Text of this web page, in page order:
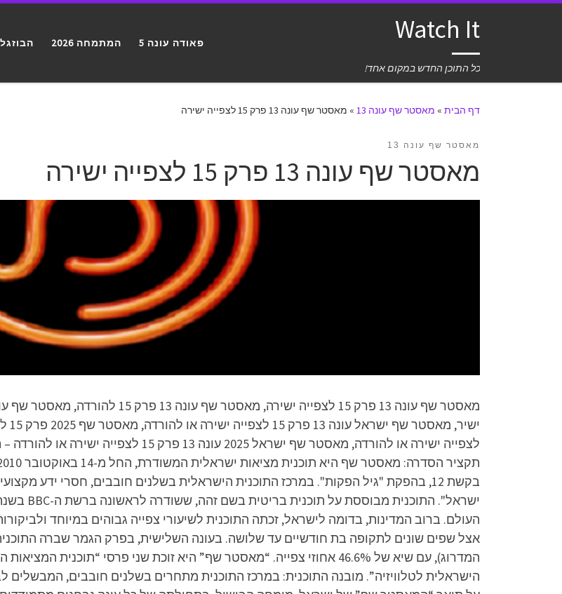
Watch It
כל התוכן החדש במקום אחד!
פאודה עונה 5 המתמחה 2026
דף הבית » מאסטר שף עונה 13 » מאסטר שף עונה 13 פרק 15 לצפייה ישירה
מאסטר שף עונה 13
מאסטר שף עונה 13 פרק 15 לצפייה ישירה
בקשת 12, בהפקת "גיל הפקות". במרכז התוכנית הישראלית בשלנים חובבים, חסרי ידע
העולם. ברוב המדינות, בדומה לישראל, זכתה התוכנית לשיעורי צפייה גבוהים במיוחד
אצל שפים שונים לתקופה בת חודשיים עד שלושה. בעונה השלישית, בפרק הגמר שברה
הישראלית לטלוויזיה”. מובנה התוכנית: במרכז התוכנית מתחרים בשלנים חובבים, המבשלים